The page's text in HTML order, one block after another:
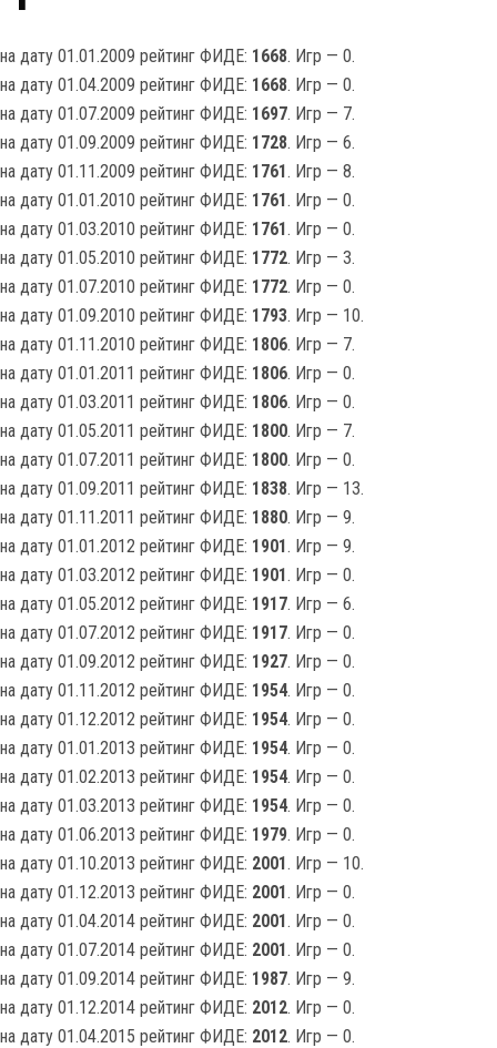
на дату 01.01.2009 рейтинг ФИДЕ: 1668. Игр — 0.
на дату 01.04.2009 рейтинг ФИДЕ: 1668. Игр — 0.
на дату 01.07.2009 рейтинг ФИДЕ: 1697. Игр — 7.
на дату 01.09.2009 рейтинг ФИДЕ: 1728. Игр — 6.
на дату 01.11.2009 рейтинг ФИДЕ: 1761. Игр — 8.
на дату 01.01.2010 рейтинг ФИДЕ: 1761. Игр — 0.
на дату 01.03.2010 рейтинг ФИДЕ: 1761. Игр — 0.
на дату 01.05.2010 рейтинг ФИДЕ: 1772. Игр — 3.
на дату 01.07.2010 рейтинг ФИДЕ: 1772. Игр — 0.
на дату 01.09.2010 рейтинг ФИДЕ: 1793. Игр — 10.
на дату 01.11.2010 рейтинг ФИДЕ: 1806. Игр — 7.
на дату 01.01.2011 рейтинг ФИДЕ: 1806. Игр — 0.
на дату 01.03.2011 рейтинг ФИДЕ: 1806. Игр — 0.
на дату 01.05.2011 рейтинг ФИДЕ: 1800. Игр — 7.
на дату 01.07.2011 рейтинг ФИДЕ: 1800. Игр — 0.
на дату 01.09.2011 рейтинг ФИДЕ: 1838. Игр — 13.
на дату 01.11.2011 рейтинг ФИДЕ: 1880. Игр — 9.
на дату 01.01.2012 рейтинг ФИДЕ: 1901. Игр — 9.
на дату 01.03.2012 рейтинг ФИДЕ: 1901. Игр — 0.
на дату 01.05.2012 рейтинг ФИДЕ: 1917. Игр — 6.
на дату 01.07.2012 рейтинг ФИДЕ: 1917. Игр — 0.
на дату 01.09.2012 рейтинг ФИДЕ: 1927. Игр — 0.
на дату 01.11.2012 рейтинг ФИДЕ: 1954. Игр — 0.
на дату 01.12.2012 рейтинг ФИДЕ: 1954. Игр — 0.
на дату 01.01.2013 рейтинг ФИДЕ: 1954. Игр — 0.
на дату 01.02.2013 рейтинг ФИДЕ: 1954. Игр — 0.
на дату 01.03.2013 рейтинг ФИДЕ: 1954. Игр — 0.
на дату 01.06.2013 рейтинг ФИДЕ: 1979. Игр — 0.
на дату 01.10.2013 рейтинг ФИДЕ: 2001. Игр — 10.
на дату 01.12.2013 рейтинг ФИДЕ: 2001. Игр — 0.
на дату 01.04.2014 рейтинг ФИДЕ: 2001. Игр — 0.
на дату 01.07.2014 рейтинг ФИДЕ: 2001. Игр — 0.
на дату 01.09.2014 рейтинг ФИДЕ: 1987. Игр — 9.
на дату 01.12.2014 рейтинг ФИДЕ: 2012. Игр — 0.
на дату 01.04.2015 рейтинг ФИДЕ: 2012. Игр — 0.